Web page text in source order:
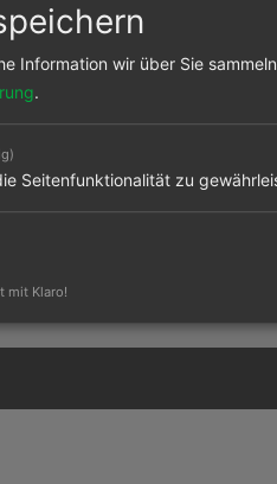
Aluverbundplatte 6 mm
zum Artikel
Information wir über Sie
.
Seitenfunktionalität zu
mit Klaro!